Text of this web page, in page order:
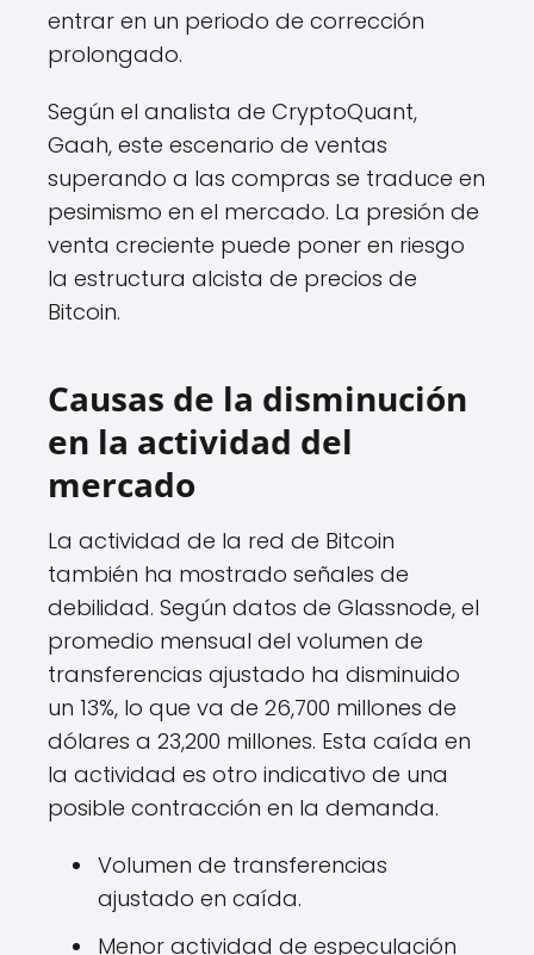
entrar en un periodo de corrección
prolongado.
Según el analista de CryptoQuant,
Gaah, este escenario de ventas
superando a las compras se traduce en
pesimismo en el mercado. La presión de
venta creciente puede poner en riesgo
la estructura alcista de precios de
Bitcoin.
Causas de la disminución
en la actividad del
mercado
La actividad de la red de Bitcoin
también ha mostrado señales de
debilidad. Según datos de Glassnode, el
promedio mensual del volumen de
transferencias ajustado ha disminuido
un 13%, lo que va de 26,700 millones de
dólares a 23,200 millones. Esta caída en
la actividad es otro indicativo de una
posible contracción en la demanda.
Volumen de transferencias
ajustado en caída.
Menor actividad de especulación